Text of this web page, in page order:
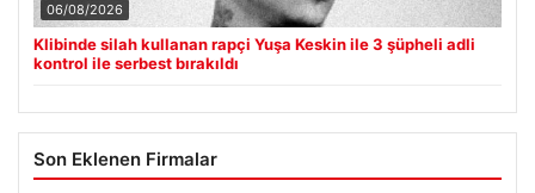
06/08/2026
Klibinde silah kullanan rapçi Yuşa Keskin ile 3 şüpheli adli
kontrol ile serbest bırakıldı
Son Eklenen Firmalar